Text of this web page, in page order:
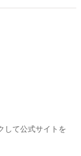
して公式サイトを